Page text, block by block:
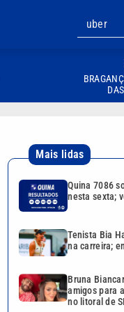
Mais lidas
Quina 7086
nesta sexta;
Tenista Bia
na carreira;
Bruna
amigos para
no litoral de